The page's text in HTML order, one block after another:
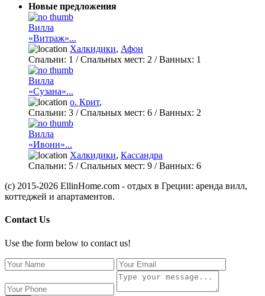
Новые предложения
Вилла
«Витраж»...
Халкидики, Афон
Спальни: 1 / Спальных мест: 2 /Ванных: 1
Вилла
«Сузана»...
о. Крит,
Спальни: 3 / Спальных мест: 6 /Ванных: 2
Вилла
«Ивонн»...
Халкидики, Кассандра
Спальни: 5 / Спальных мест: 9 /Ванных: 6
(c) 2015-2026 EllinHome.com - отдых в Греции: аренда вилл,
коттеджей и апартаментов.
Contact Us
Use the form below to contact us!